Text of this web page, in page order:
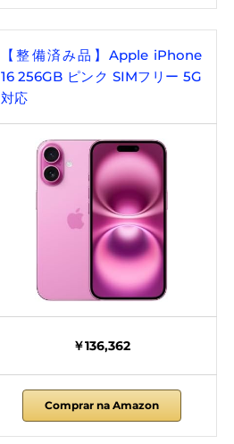
【整備済み品】Apple iPhone
16 256GB ピンク SIMフリー 5G
対応
￥136,362
Comprar na Amazon